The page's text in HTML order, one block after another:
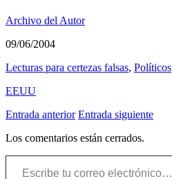
Archivo del Autor
09/06/2004
Lecturas para certezas falsas, Polí­ticos
EEUU
Entrada anterior Entrada siguiente
Los comentarios están cerrados.
Escribe tu correo electrónico…